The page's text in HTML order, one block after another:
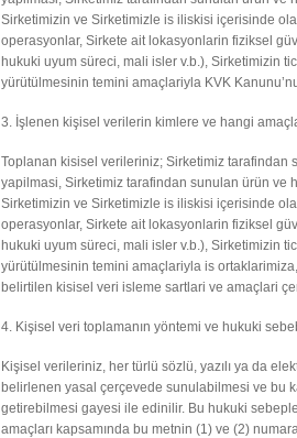
Sirketimizin ve Sirketimizle is iliskisi içerisinde
operasyonlar, Sirkete ait lokasyonlarin fiziksel
hukuki uyum süreci, mali isler v.b.), Sirketimizin
yürütülmesinin temini amaçlariyla KVK
3. İşlenen kişisel verilerin kimlere ve hangi
Toplanan kisisel verileriniz; Sirketimiz
yapilmasi, Sirketimiz tarafindan sunulan ürün
Sirketimizin ve Sirketimizle is iliskisi içerisinde
operasyonlar, Sirkete ait lokasyonlarin fiziksel
hukuki uyum süreci, mali isler v.b.), Sirketimizin
yürütülmesinin temini amaçlariyla is
belirtilen kisisel veri isleme sartlari ve amaçlari
4. Kişisel veri toplamanın yöntemi ve hukuki
Kişisel verileriniz, her türlü sözlü, yazılı ya da
belirlenen yasal çerçevede sunulabilmesi ve bu
getirebilmesi gayesi ile edinilir. Bu hukuki
amaçları kapsamında bu metnin (1) ve (2)